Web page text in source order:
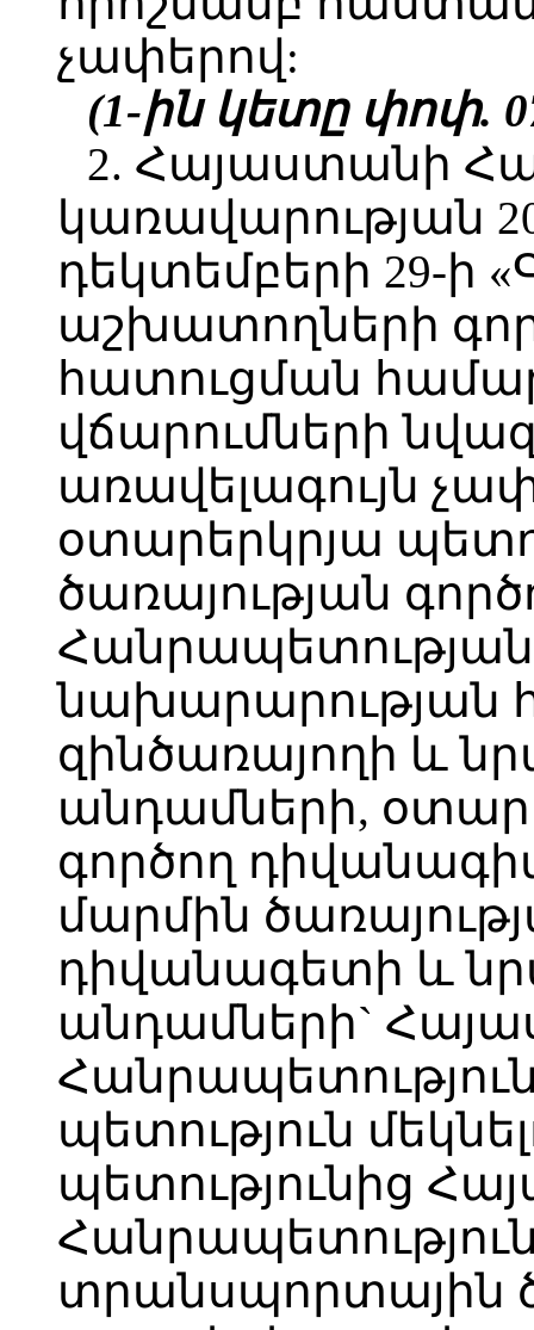
չափերով:
(1-ին կետը փոփ.
2. Հայաստանի
կառավարության
դեկտեմբերի 29-ի
աշխատողների
հատուցման
վճարումների
առավելագույն
օտարերկրյա
ծառայության
նախարարության
զինծառայողի և
անդամների,
գործող
մարմին
դիվանագետի և
անդամների`
պետություն
պետությունից
տրանսպորտային